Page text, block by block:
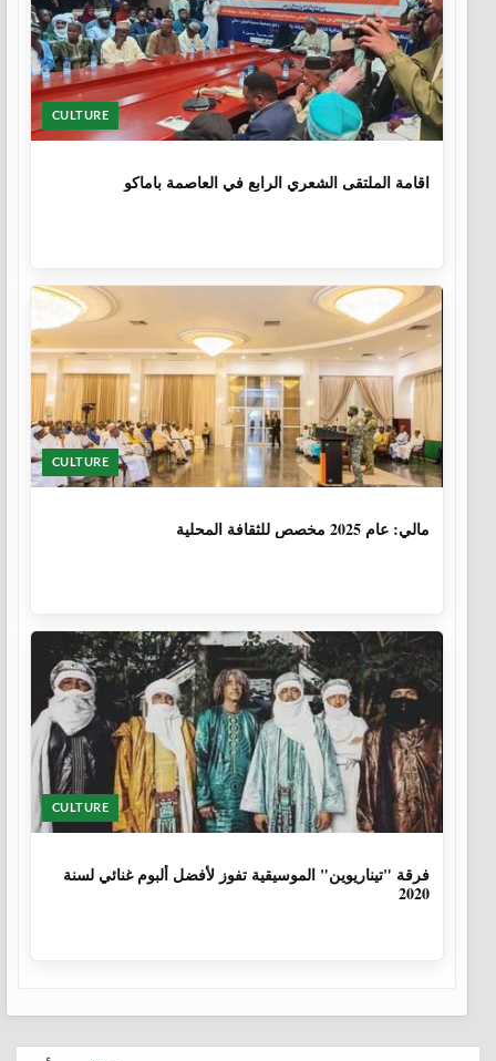
CULTURE
اقامة الملتقى الشعري الرابع في العاصمة باماكو
CULTURE
مالي: عام 2025 مخصص للثقافة المحلية
CULTURE
فرقة "تيناريوين" الموسيقية تفوز لأفضل ألبوم غنائي لسنة
2020